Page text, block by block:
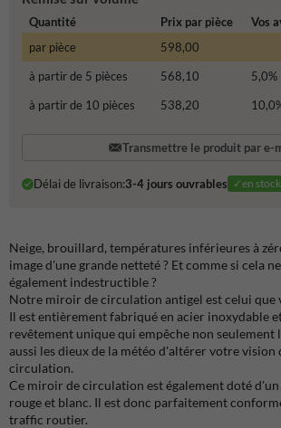
Quantité Prix par pièce
Vos
par pièce
598,00
à partir de 5 pièces
568,10 5,0%
à partir de 10 pièces
538,20 10,0
Transmettre le produit par e-
Délai de livraison:3-4 jours ouvrables ✓en stock
Neige, brouillard, températures inférieures à
image d'une grande netteté ? Et comme si cela
également indestructible ?
Notre miroir de circulation antigel est celui que
Il est entièrement fabriqué en acier inoxydable
revêtement unique qui empêche non seulement
aussi les dieux de la météo d'altérer votre vision
circulation.
Ce miroir de circulation est également doté
rouge et blanc. Il est donc parfaitement
traffic routier.